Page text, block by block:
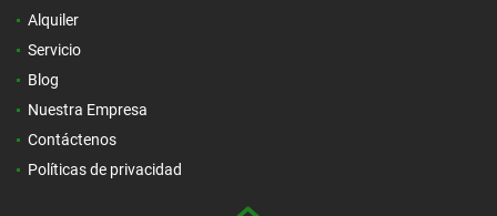
Alquiler
Servicio
Blog
Nuestra Empresa
Contáctenos
Políticas de privacidad